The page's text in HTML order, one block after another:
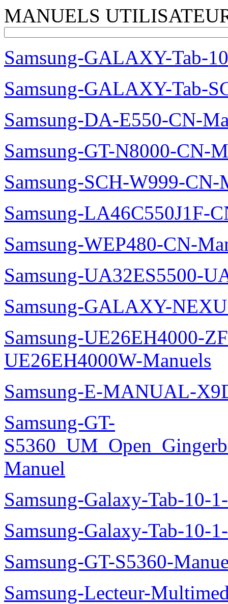
MANUELS
Samsung-GALAXY-Tab-
Samsung-GALAXY-Tab-
Samsung-DA-E550-CN-
Samsung-GT-N8000-CN-
Samsung-SCH-W999-CN-
Samsung-LA46C550J1F-
Samsung-WEP480-CN-
Samsung-UA32ES5500-
Samsung-GALAXY-
Samsung-UE26EH4000-
UE26EH4000W-Manuels
Samsung-E-MANUAL-
Samsung-GT-
Manuel
Samsung-Galaxy-Tab-10-
Samsung-Galaxy-Tab-10-
Samsung-GT-S5360-
Samsung-Lecteur-